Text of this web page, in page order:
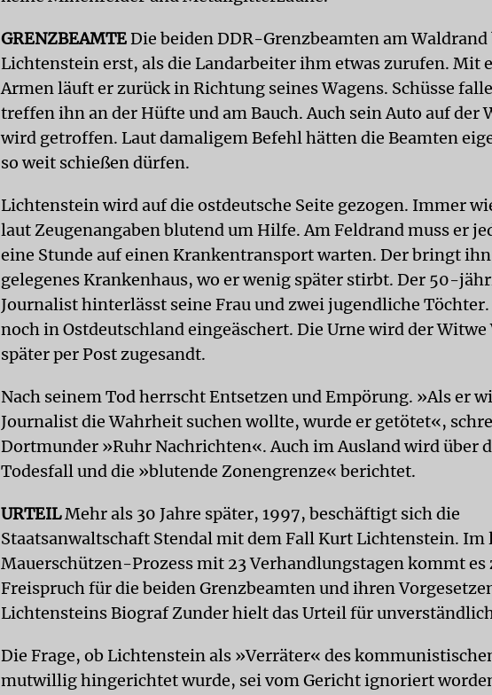
GRENZBEAMTEDie beiden DDR-Grenzbeamten am
Lichtenstein erst, als die Landarbeiter ihm etwas zurufen. Mit
Armen läuft er zurück in Richtung seines Wagens. Schüsse
treffen ihn an der Hüfte und am Bauch. Auch sein Auto auf der
wird getroffen. Laut damaligem Befehl hätten die Beamten
so weit schießen dürfen.
Lichtenstein wird auf die ostdeutsche Seite gezogen. Immer
laut Zeugenangaben blutend um Hilfe. Am Feldrand muss er
eine Stunde auf einen Krankentransport warten. Der bringt
gelegenes Krankenhaus, wo er wenig später stirbt. Der 50-
Journalist hinterlässt seine Frau und zwei jugendliche
noch in Ostdeutschland eingeäschert. Die Urne wird der Witwe
später per Post zugesandt.
Nach seinem Tod herrscht Entsetzen und Empörung. »Als er
Journalist die Wahrheit suchen wollte, wurde er getötet«,
Dortmunder »Ruhr Nachrichten«. Auch im Ausland wird über
Todesfall und die »blutende Zonengrenze« berichtet.
URTEILMehr als 30 Jahre später, 1997, beschäftigt sich die
Staatsanwaltschaft Stendal mit dem Fall Kurt Lichtenstein. Im
Mauerschützen-Prozess mit 23 Verhandlungstagen kommt es
Freispruch für die beiden Grenzbeamten und ihren
Lichtensteins Biograf Zunder hielt das Urteil für
Die Frage, ob Lichtenstein als »Verräter« des
mutwillig hingerichtet wurde, sei vom Gericht ignoriert